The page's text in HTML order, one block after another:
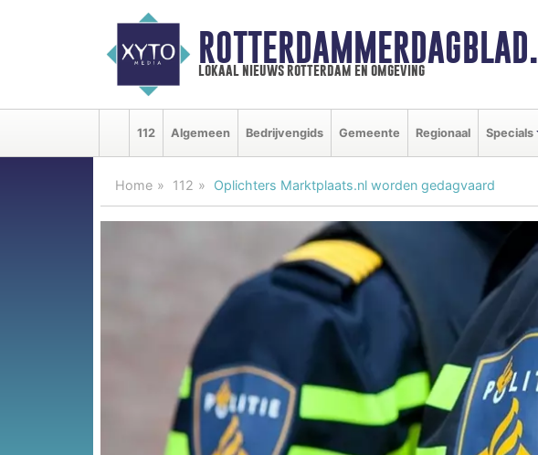
lokaal nieuws rotterdam en omgeving
112 Algemeen Bedrijvengids Gemeente Regionaal Specials
Home 112 Oplichters Marktplaats.nl worden gedagvaard